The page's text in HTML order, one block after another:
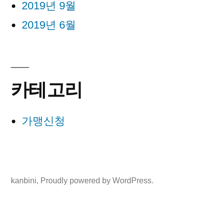
2019년 9월
2019년 6월
카테고리
가맹신청
kanbini, Proudly powered by WordPress.